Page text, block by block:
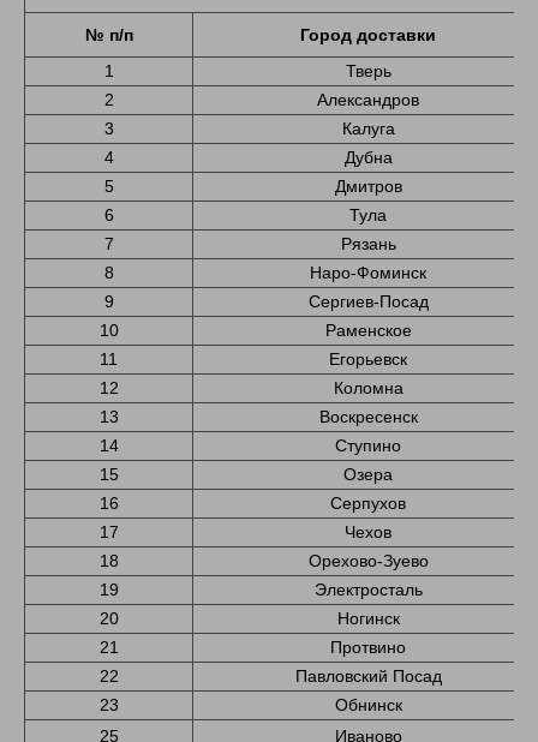
№ п/п
Город доставки
1
Тверь
2
Александров
3
Калуга
4
Дубна
5
Дмитров
6
Тула
7
Рязань
8
Наро-Фоминск
9
Сергиев-Посад
10
Раменское
11
Егорьевск
12
Коломна
13
Воскресенск
14
Ступино
15
Озера
16
Серпухов
17
Чехов
18
Орехово-Зуево
19
Электросталь
20
Ногинск
21
Протвино
22
Павловский Посад
23
Обнинск
25
Иваново